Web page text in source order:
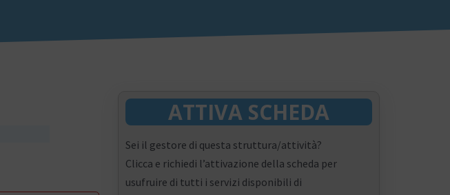
ATTIVA SCHEDA
Sei il gestore di questa struttura/attività?
Clicca e richiedi l’attivazione della scheda per
usufruire di tutti i servizi disponibili di